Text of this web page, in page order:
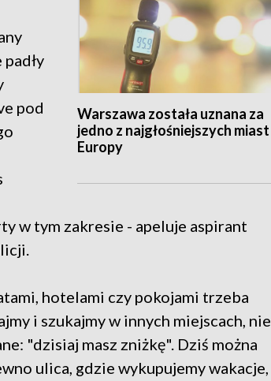
Warszawa została uznana za
jedno z najgłośniejszych miast
Europy
pod
w tym zakresie - apeluje aspirant
hotelami czy pokojami trzeba
i szukajmy w innych miejscach, nie
"dzisiaj masz zniżkę". Dziś można
ulica, gdzie wykupujemy wakacje,